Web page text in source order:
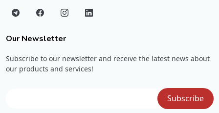
Our Newsletter
Subscribe to our newsletter and receive the latest news about
our products and services!